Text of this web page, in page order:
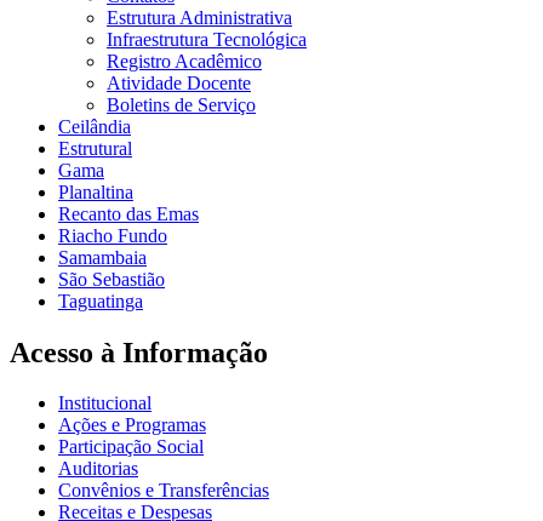
Estrutura Administrativa
Infraestrutura Tecnológica
Registro Acadêmico
Atividade Docente
Boletins de Serviço
Ceilândia
Estrutural
Gama
Planaltina
Recanto das Emas
Riacho Fundo
Samambaia
São Sebastião
Taguatinga
Acesso à Informação
Institucional
Ações e Programas
Participação Social
Auditorias
Convênios e Transferências
Receitas e Despesas